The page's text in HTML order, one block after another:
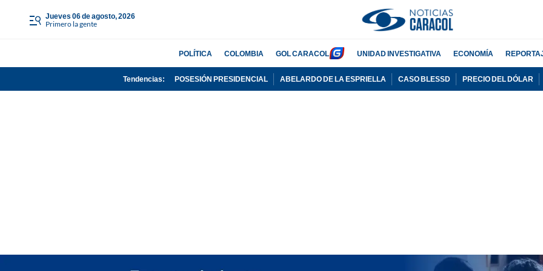
jueves 06 de agosto, 2026
Primero la gente
POLÍTICA COLOMBIA GOL CARACOL UNIDAD INVESTIGATIVA ECONOMÍA
Tendencias: POSESIÓN PRESIDENCIAL ABELARDO DE LA ESPRIELLA CASO BLESSD PRECIO DEL DÓLAR